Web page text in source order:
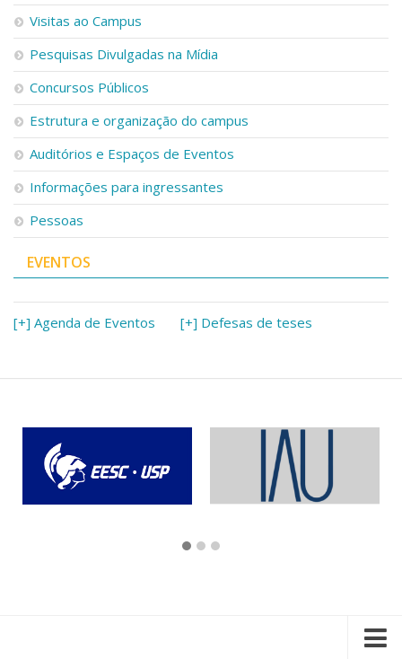
Visitas ao Campus
Pesquisas Divulgadas na Mídia
Concursos Públicos
Estrutura e organização do campus
Auditórios e Espaços de Eventos
Informações para ingressantes
Pessoas
EVENTOS
[+] Agenda de Eventos [+] Defesas de teses